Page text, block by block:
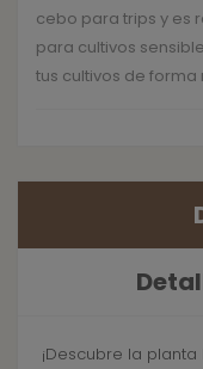
cebo para trips y es
para cultivos
tus cultivos de
¡Descubre la